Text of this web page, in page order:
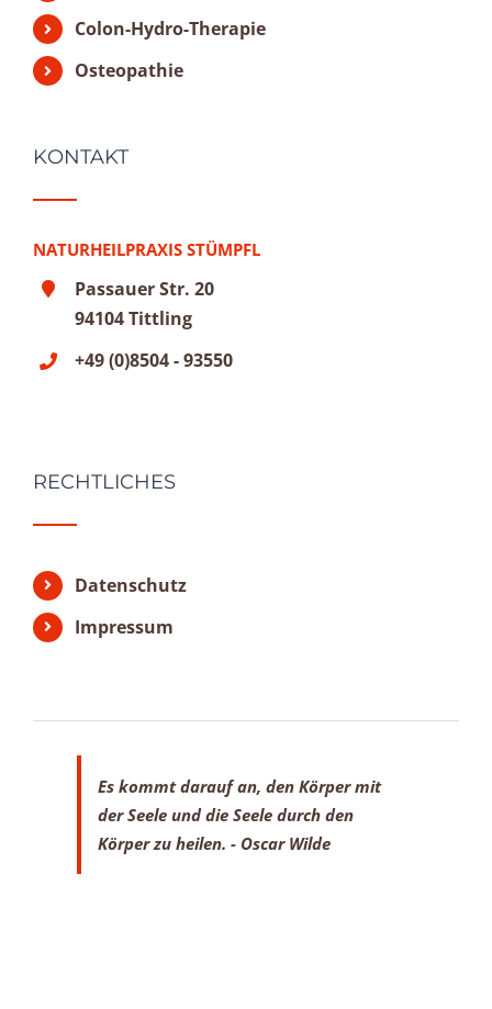
Colon-Hydro-Therapie
Osteopathie
KONTAKT
NATURHEILPRAXIS STÜMPFL
Passauer Str. 20
94104 Tittling
+49 (0)8504 - 93550
RECHTLICHES
Datenschutz
Impressum
Es kommt darauf an, den Körper mit
der Seele und die Seele durch den
Körper zu heilen. - Oscar Wilde